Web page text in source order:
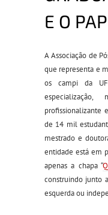
E O
A Associação de
que representa e
os campi da
especialização,
profissionalizante
de 14 mil
mestrado e
entidade está em
apenas a chapa “
construindo junto
esquerda ou